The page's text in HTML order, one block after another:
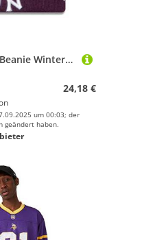
New Era Kinder Beanie Wintermütze - NY Yankees Damson Child
24,18 €
um 00:03; der
geändert haben.